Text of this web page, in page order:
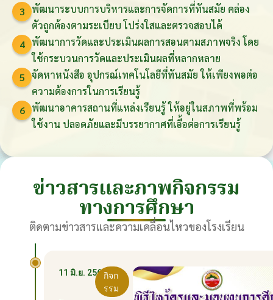
3
พัฒนาระบบการบริหารและการจัดการที่ทันสมัย คล่อง
ตัวถูกต้องตามระเบียบ โปร่งใสและตรวจสอบได้
4 พัฒนาการวัดและประเมินผลการสอนตามสภาพจริง โดย
ใช้กระบวนการวัดและประเมินผลที่หลากหลาย
5 จัดหาหนังสือ อุปกรณ์เทคโนโลยีที่ทันสมัย ให้เพียงพอต่อ
ความต้องการในการเรียนรู้
6 พัฒนาอาคารสถานที่แหล่งเรียนรู้ ให้อยู่ในสภาพที่พร้อม
ใช้งาน ปลอดภัยและมีบรรยากาศที่เอื้อต่อการเรียนรู้
ข่าวสารและภาพกิจกรรม
ทางการศึกษา
ติดตามข่าวสารและความเคลื่อนไหวของโรงเรียน
11 มิ.ย. 2569กิจก
รรม